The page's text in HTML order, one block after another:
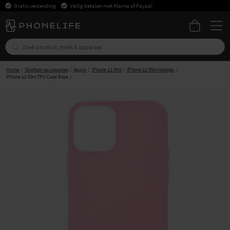
Gratis verzending Veilig betalen met Klarna of Paypal
Home Telefoon-accessoires Apple iPhone 12 Mini
iPhone 12 Mini Hoesjes
iPhone 12 Mini TPU Case Roze